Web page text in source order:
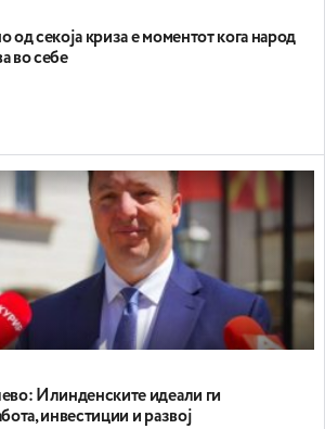
секоја криза е моментот кога народ
во себе
Илинденските идеали ги
инвестиции и развој